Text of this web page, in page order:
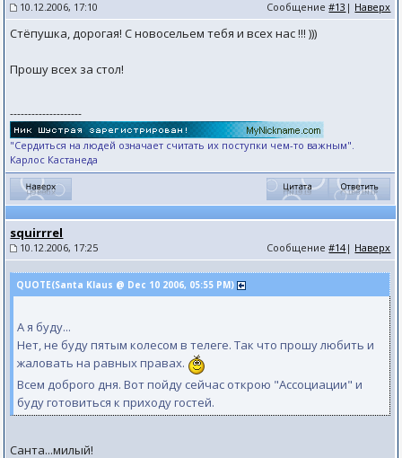
10.12.2006, 17:10 Сообщение#13 | Наверх
Стёпушка, дорогая! С новосельем тебя и всех нас !!! )))
Прошу всех за стол!
--------------------
"Сердиться на людей означает считать их поступки чем-то важным".
Карлос Кастанеда
squirrrel
10.12.2006, 17:25 Сообщение#14| Наверх
QUOTE(Santa Klaus @ Dec 10 2006, 05:55 PM)
А я буду...
Нет, не буду пятым колесом в телеге. Так что прошу любить и
жаловать на равных правах.
Всем доброго дня. Вот пойду сейчас открою "Ассоциации" и
буду готовиться к приходу гостей.
Санта...милый!